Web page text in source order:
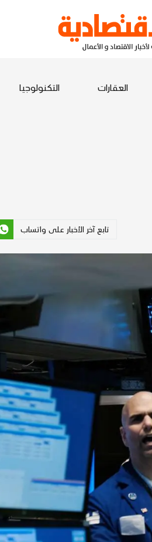
العقارات التكنولوجيا
تابع آخر الأخبار على واتساب